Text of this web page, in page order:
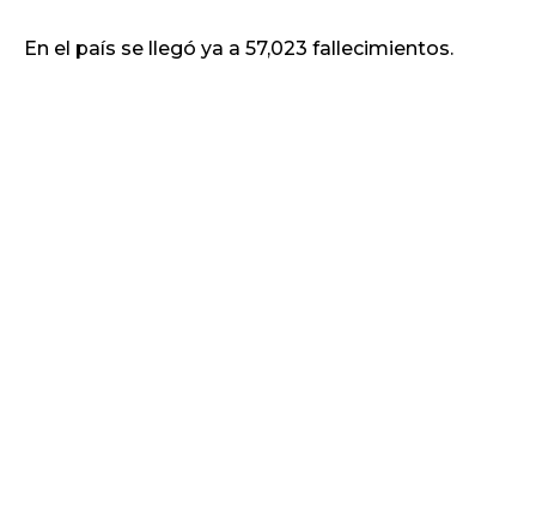
En el país se llegó ya a 57,023 fallecimientos.